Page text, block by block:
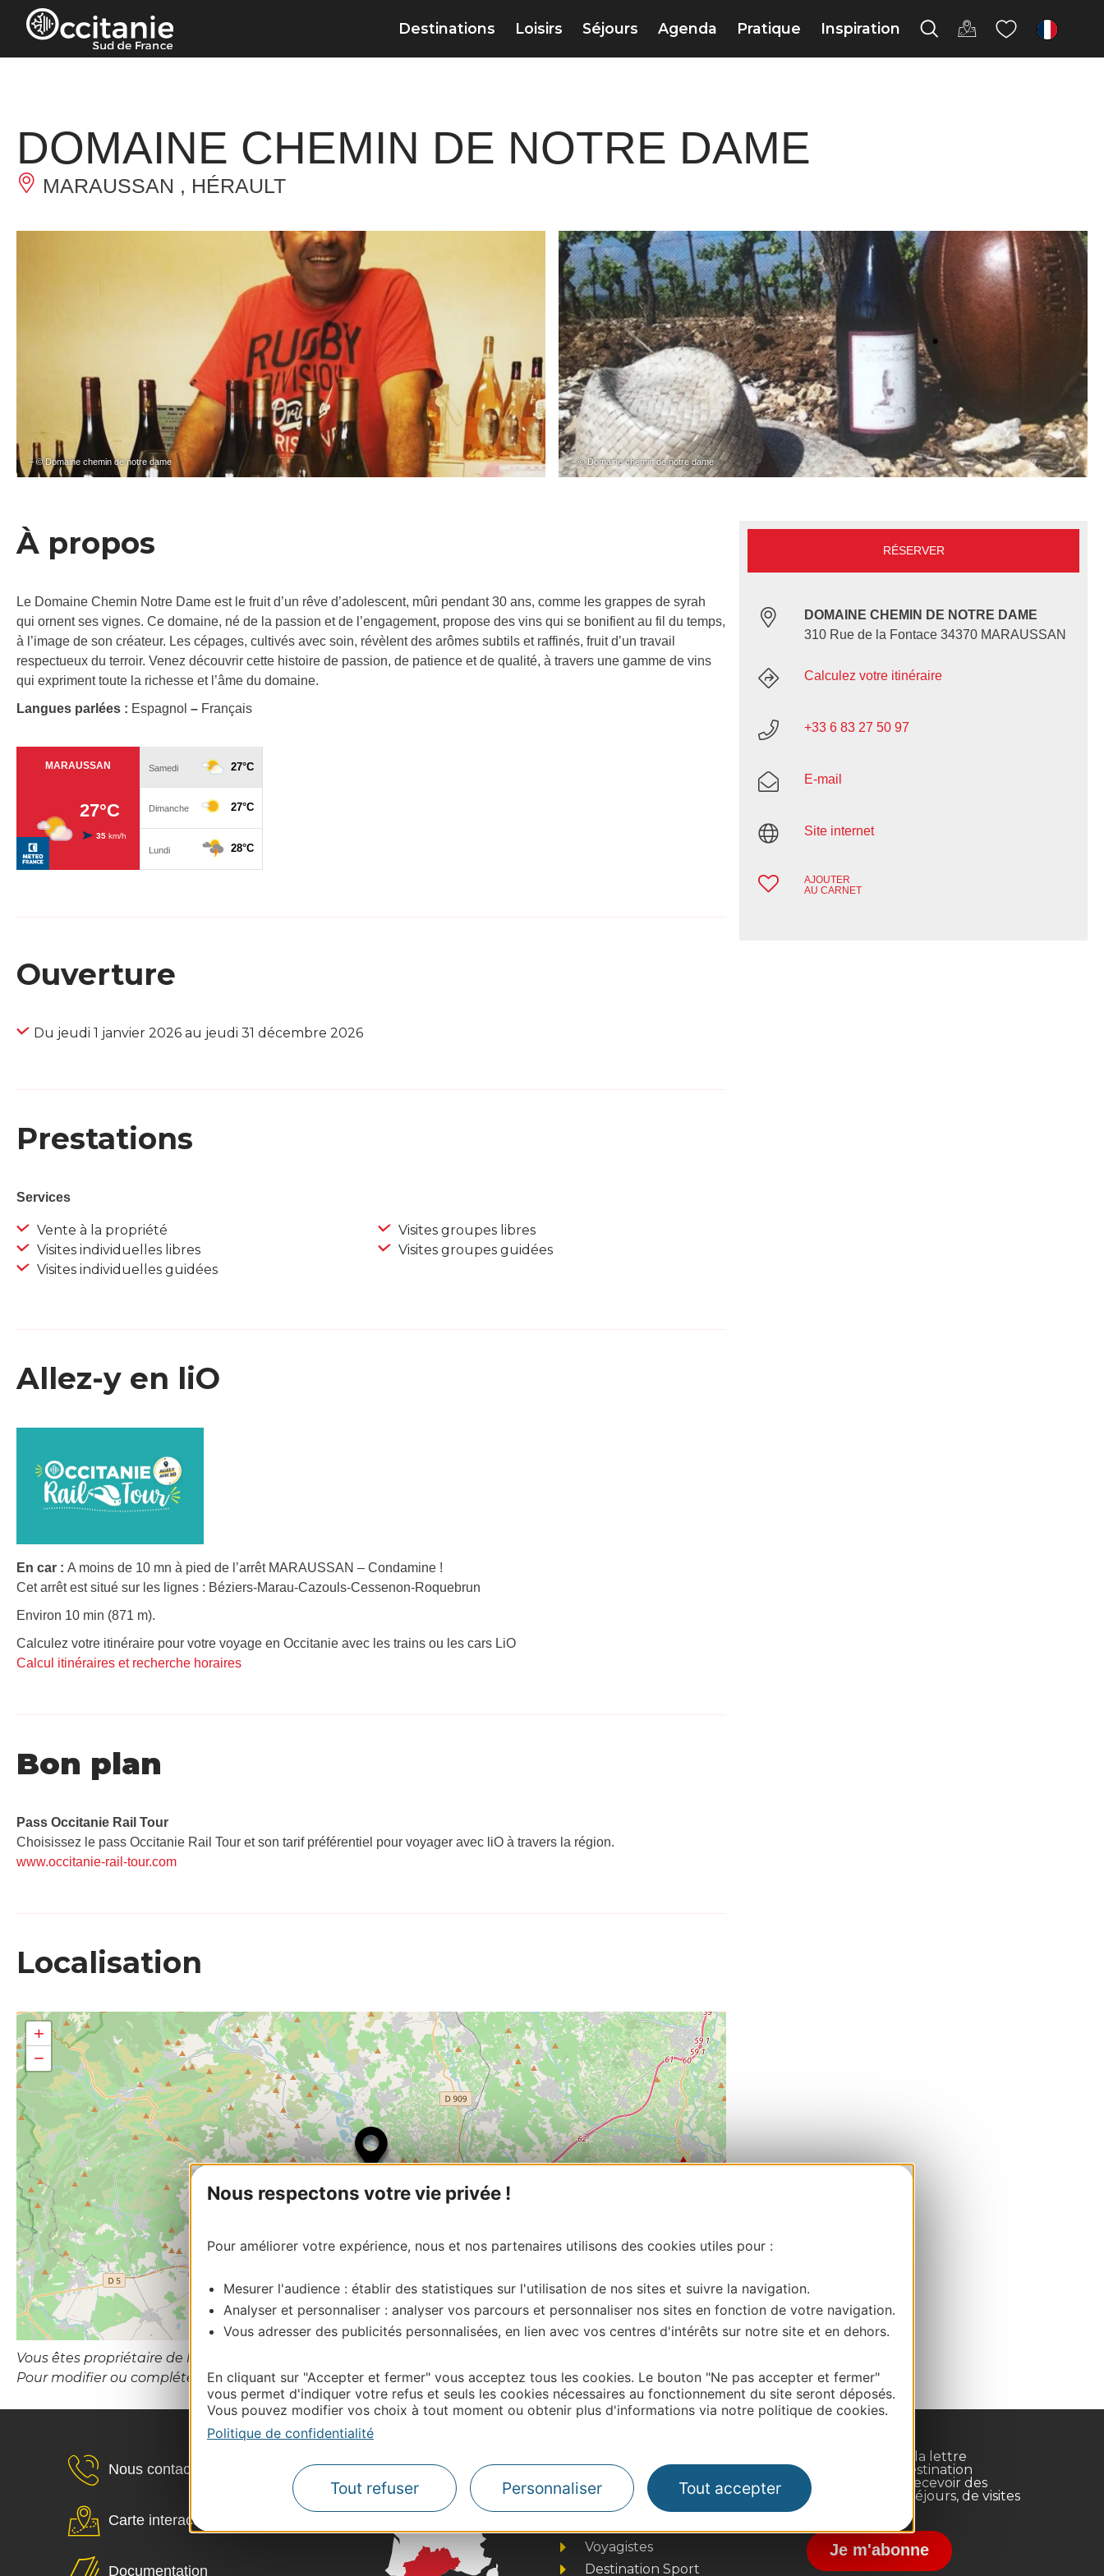
Panneau de gestion des cookies
Nous respectons votre vie privée !
Pour améliorer votre expérience, nous et nos partenaires utilisons des cookies utiles pour :
Mesurer l'audience : établir des statistiques sur l'utilisation de nos sites et suivre la navigation.
Analyser et personnaliser : analyser vos parcours et personnaliser nos sites en fonction de votre navigation.
Vous adresser des publicités personnalisées, en lien avec vos centres d'intérêts sur notre site et en dehors.
En cliquant sur "Accepter et fermer" vous acceptez tous les cookies. Le bouton "Ne pas accepter et fermer"
vous permet d'indiquer votre refus et seuls les cookies nécessaires au fonctionnement du site seront déposés.
Vous pouvez modifier vos choix à tout moment ou obtenir plus d'informations via notre politique de cookies.
Politique de confidentialité
Tout refuser Personnaliser Tout accepter
Destinations Loisirs Séjours Agenda Pratique Inspiration fr
DOMAINE CHEMIN DE NOTRE DAME
MARAUSSAN , HÉRAULT
– © Domaine chemin de notre dame – © Domaine chemin de notre dame
À propos
Le Domaine Chemin Notre Dame est le fruit d’un rêve d’adolescent, mûri pendant 30 ans, comme les grappes de syrah
qui ornent ses vignes. Ce domaine, né de la passion et de l’engagement, propose des vins qui se bonifient au fil du temps,
à l’image de son créateur. Les cépages, cultivés avec soin, révèlent des arômes subtils et raffinés, fruit d’un travail
respectueux du terroir. Venez découvrir cette histoire de passion, de patience et de qualité, à travers une gamme de vins
qui expriment toute la richesse et l’âme du domaine.
Langues parlées : Espagnol – Français
Ouverture
Du jeudi 1 janvier 2026 au jeudi 31 décembre 2026
Prestations
Services
Vente à la propriété
Visites individuelles libres
Visites individuelles guidées
Visites groupes libres
Visites groupes guidées
Allez-y en liO
En car : A moins de 10 mn à pied de l’arrêt MARAUSSAN – Condamine !
Cet arrêt est situé sur les lignes : Béziers-Marau-Cazouls-Cessenon-Roquebrun
Environ 10 min (871 m).
Calculez votre itinéraire pour votre voyage en Occitanie avec les trains ou les cars LiO
Calcul itinéraires et recherche horaires
Bon plan
Pass Occitanie Rail Tour​
Choisissez le pass Occitanie Rail Tour et son tarif préférentiel pour voyager avec liO à travers la région.
www.occitanie-rail-tour.com
Localisation
+
−
Leaflet| Map data © OpenStreetMap contributors
Vous êtes propriétaire de l’établissement ou le gestionnaire de cette activité?
Pour modifier ou compléter cette fiche, merci de contacter OT LA DOMITIENNE
RÉSERVER
DOMAINE CHEMIN DE NOTRE DAME
310 Rue de la Fontace 34370 MARAUSSAN
Calculez votre itinéraire
+33 6 83 27 50 97
E-mail
Site internet
AJOUTER
AU CARNET
Nous contacter
Carte interactive
Documentation
Business/Mice
Pros d'Occitanie
Voyagistes
Destination Sport
Inscrivez-vous à la lettre
d'information Destination
Occitanie pour recevoir des
suggestions de séjours, de visites
Je m'abonne